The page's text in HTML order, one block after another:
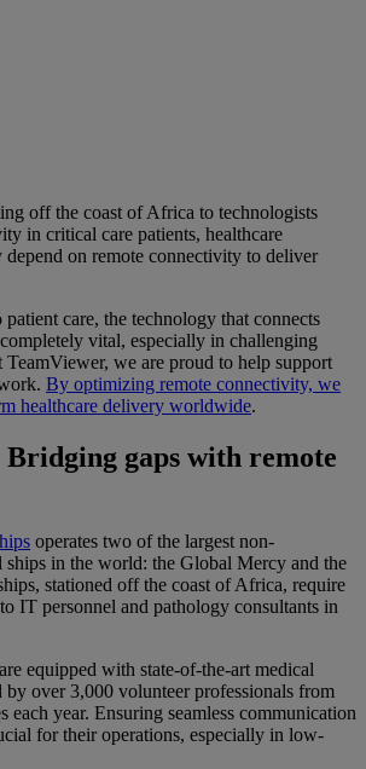
off the coast of Africa to technologists
in critical care patients, healthcare
on remote connectivity to deliver
care, the technology that connects
vital, especially in challenging
TeamViewer, we are proud to help support
By optimizing remote connectivity, we
healthcare delivery worldwide.
gaps with remote
operates two of the largest non-
ships in the world: the Global Mercy and the
stationed off the coast of Africa, require
IT personnel and pathology consultants in
equipped with state-of-the-art medical
by over 3,000 volunteer professionals from
each year. Ensuring seamless communication
for their operations, especially in low-